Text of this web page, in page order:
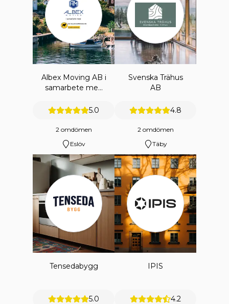
Albex Moving AB i
samarbete med
Scandinavia AB
5.0
2 omdömen
Eslöv
Svenska Trähus
AB
4.8
2 omdömen
Täby
Tensedabygg
5.0
IPIS
4.2